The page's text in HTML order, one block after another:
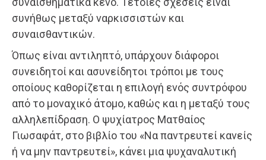
συνήθως μεταξύ ναρκισσιστών και
συναισθαντικών.
Όπως είναι αντιληπτό, υπάρχουν διάφοροι
συνειδητοί και ασυνείδητοι τρόποι με τους
οποίους καθορίζεται η επιλογή ενός συντρόφου
από το μοναχικό άτομο, καθώς και η μεταξύ τους
αλληλεπίδραση. Ο ψυχίατρος Ματθαίος
Γιωσαφάτ, στο βιβλίο του «Να παντρευτεί κανείς
ή να μην παντρευτεί», κάνει μια ψυχαναλυτική